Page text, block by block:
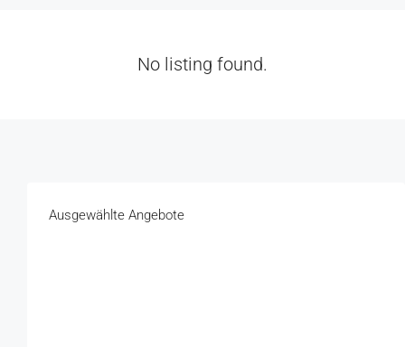
No listing found.
Ausgewählte Angebote